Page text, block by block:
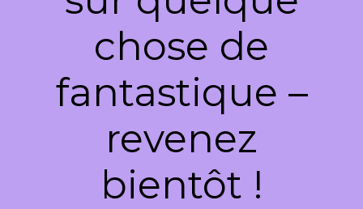
chose de
fantastique –
revenez
bientôt !